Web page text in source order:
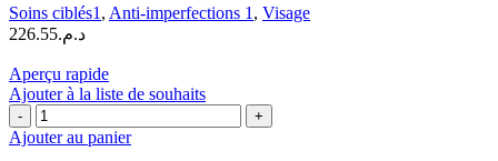
|
30
Soins ciblés1 , Anti-imperfections 1 , Visage
د.م.226.55
Aperçu rapide
Ajouter à la liste de souhaits
quantité
de
Ajouter au panier